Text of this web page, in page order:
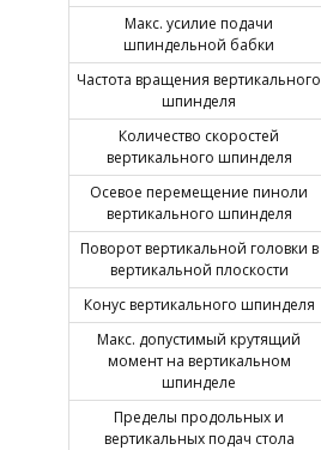
Макс. усилие подачи
шпиндельной бабки
Частота вращения вертикального
шпинделя
Количество скоростей
вертикального шпинделя
Осевое перемещение пиноли
вертикального шпинделя
Поворот вертикальной головки в
вертикальной плоскости
Конус вертикального шпинделя
Макс. допустимый крутящий
момент на вертикальном
шпинделе
Пределы продольных и
вертикальных подач стола